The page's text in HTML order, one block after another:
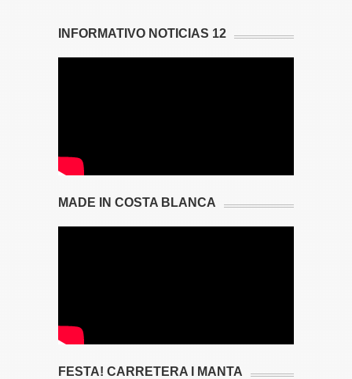
INFORMATIVO NOTICIAS 12
MADE IN COSTA BLANCA
FESTA! CARRETERA I MANTA